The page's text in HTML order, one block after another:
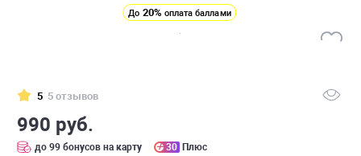
До 20% оплата баллами
5 5 отзывов
990 руб.
до 99 бонусов на карту 30 Плюс